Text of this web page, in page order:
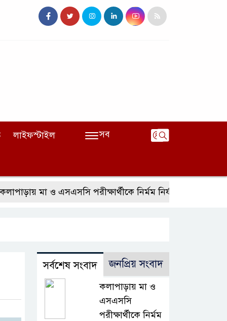
লাইফস্টাইল সব
মা ও এসএসসি পরীক্ষার্থীকে নির্মম নির্যাতন, হামলায় আঙ্গুল
সর্বশেষ সংবাদ জনপ্রিয় সংবাদ
কলাপাড়ায় মা ও
এসএসসি
পরীক্ষার্থীকে নির্মম